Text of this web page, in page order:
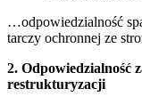
…odpowiedzialność
tarczy ochronnej ze
2. Odpowiedzialność
restrukturyzacji